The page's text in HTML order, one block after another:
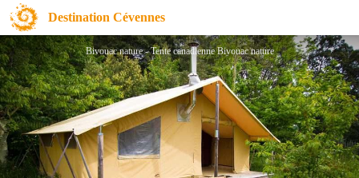
Destination Cévennes
Village de vacances Camping Bivouac Nature
Bivouac nature - Tente canadienne Bivouac nature